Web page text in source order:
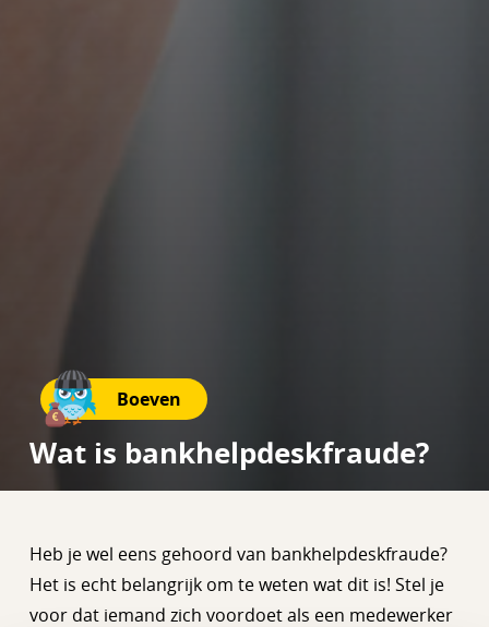
Boeven
Wat is bankhelpdeskfraude?
Heb je wel eens gehoord van bankhelpdeskfraude?
Het is echt belangrijk om te weten wat dit is! Stel je
voor dat iemand zich voordoet als een medewerker